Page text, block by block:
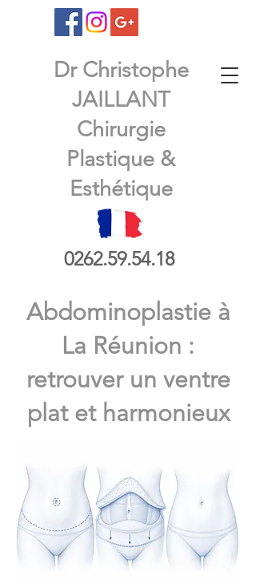
Dr Christophe
JAILLANT
Chirurgie
Plastique &
Esthétique
0262.59.54.18
Abdominoplastie à
La Réunion :
retrouver un ventre
plat et harmonieux